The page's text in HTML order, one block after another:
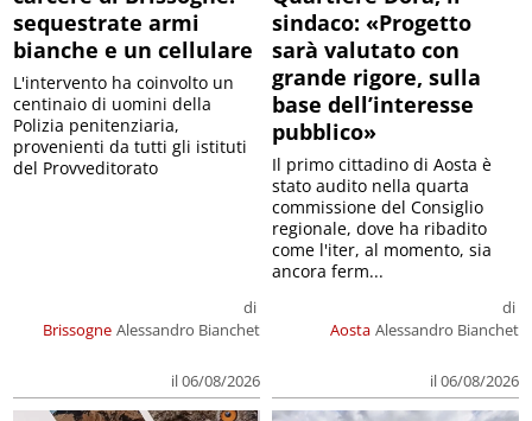
sequestrate armi
bianche e un cellulare
Brissogne
di
Alessandro Bianchet
il 06/08/2026
L'intervento ha coinvolto un
centinaio di uomini della
Polizia penitenziaria,
provenienti da tutti gli istituti
del Provveditorato
sindaco: «Progetto
sarà valutato con
grande rigore, sulla
base dell’interesse
pubblico»
Aosta
di
Alessandro Bianchet
il 06/08/2026
Il primo cittadino di Aosta è
stato audito nella quarta
commissione del Consiglio
regionale, dove ha ribadito
come l'iter, al momento, sia
ancora ferm...